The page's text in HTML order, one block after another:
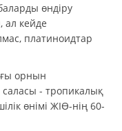
өндіру
кейде
платиноидтар
орнын
- тропикалық
өнімі ЖІӨ-нің 60-